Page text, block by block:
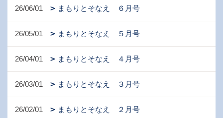
26/06/01 まもりとそなえ ６月号
26/05/01 まもりとそなえ ５月号
26/04/01 まもりとそなえ ４月号
26/03/01 まもりとそなえ ３月号
26/02/01 まもりとそなえ ２月号